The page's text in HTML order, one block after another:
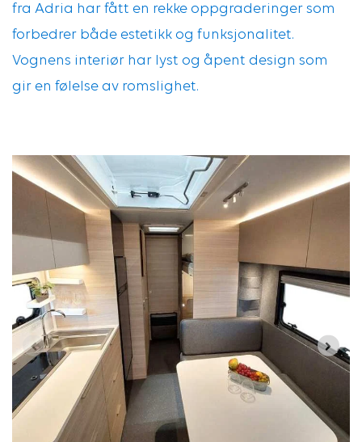
fra Adria har fått en rekke oppgraderinger som
forbedrer både estetikk og funksjonalitet.
Vognens interiør har lyst og åpent design som
gir en følelse av romslighet.